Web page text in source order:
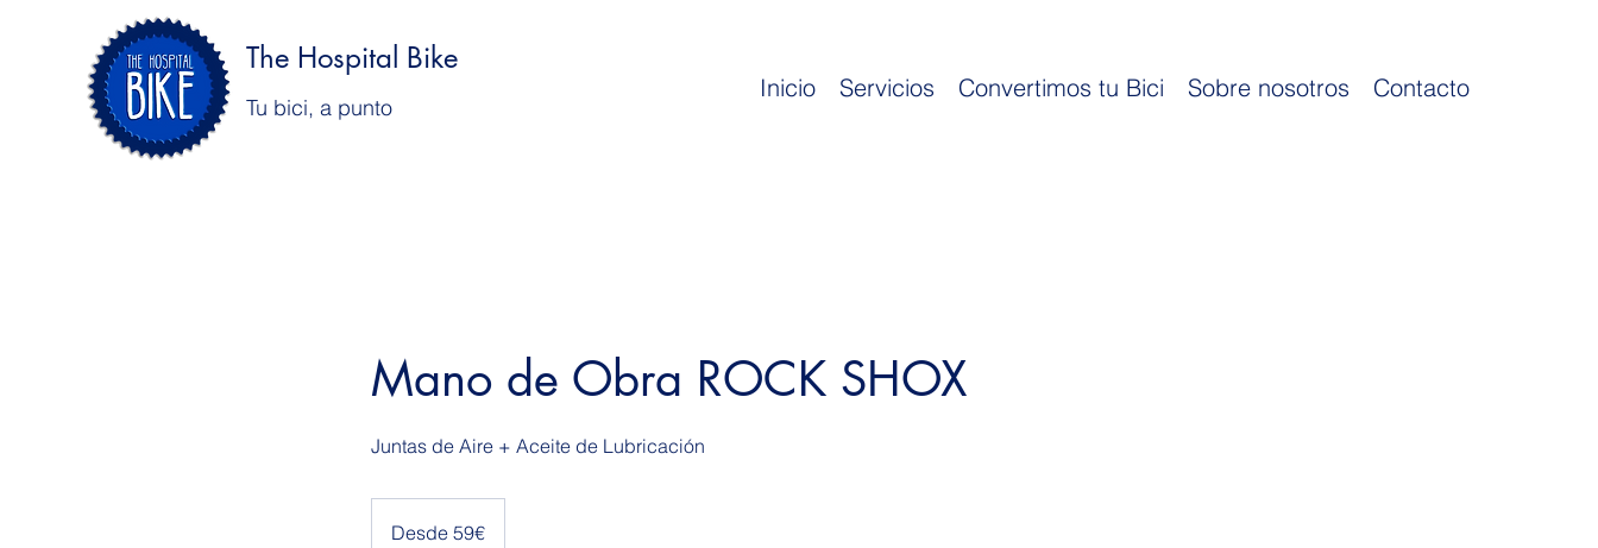
The Hospital Bike
Tu bici, a punto
Inicio Servicios Convertimos tu Bici Sobre nosotros Contacto
Mano de Obra ROCK SHOX
Juntas de Aire + Aceite de Lubricación
Desde 59€